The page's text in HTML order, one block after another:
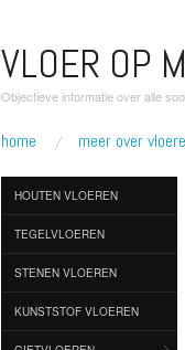
VLOER OP
Objectieve informatie over alle
home meer over
HOUTEN VLOEREN
TEGELVLOEREN
STENEN VLOEREN
KUNSTSTOF VLOEREN